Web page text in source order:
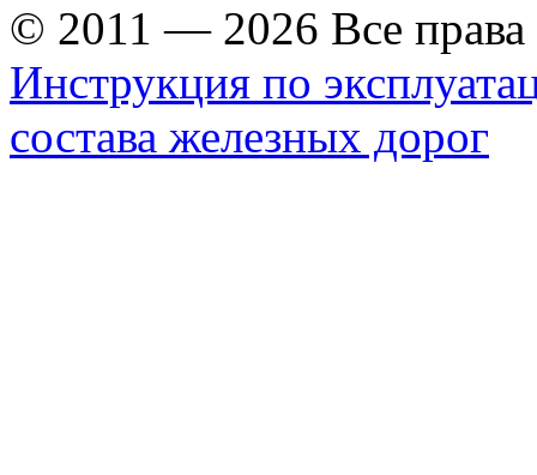
© 2011 — 2026 Все
Инструкция по
состава железных дорог